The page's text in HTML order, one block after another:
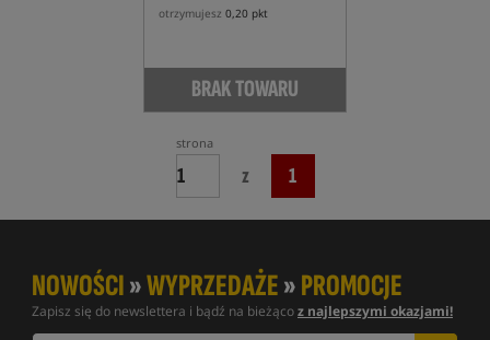
otrzymujesz 0,20 pkt
BRAK TOWARU
strona
z 1
NOWOŚCI»WYPRZEDAŻE»PROMOCJE
Zapisz się do newslettera i bądź na bieżącoz najlepszymi okazjami!